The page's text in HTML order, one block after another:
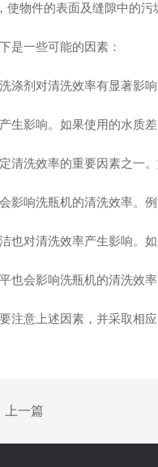
使物件的表面及缝隙中的
一些可能的因素：
剂对清洗效率有显著影响
影响。如果使用的水质差
洗效率的重要因素之一。
响洗瓶机的清洗效率。例
对清洗效率产生影响。如
会影响洗瓶机的清洗效率
意上述因素，并采取相应
上一篇